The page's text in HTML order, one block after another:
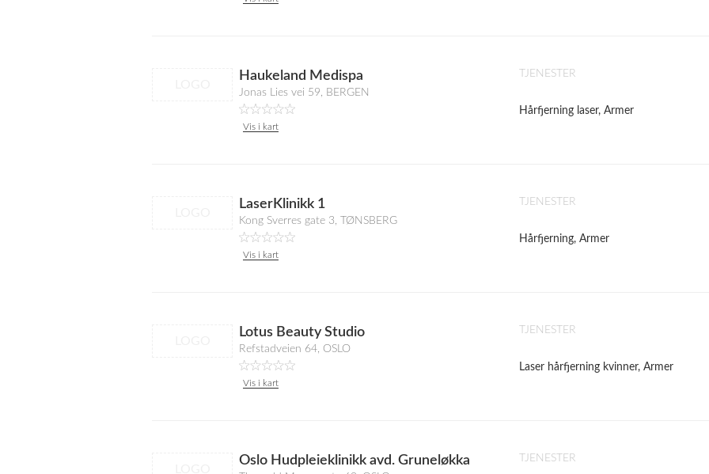
Haukeland Medispa
Jonas Lies vei 59, BERGEN
Vis i kart
TJENESTER
Hårfjerning laser, Armer
LaserKlinikk 1
Kong Sverres gate 3, TØNSBERG
Vis i kart
TJENESTER
Hårfjerning, Armer
Lotus Beauty Studio
Refstadveien 64, OSLO
Vis i kart
TJENESTER
Laser hårfjerning kvinner, Armer
Oslo Hudpleieklinikk avd. Gruneløkka TJENESTER